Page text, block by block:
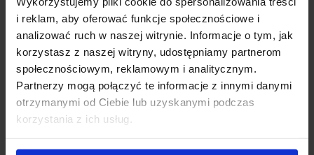
i reklam, aby oferować funkcje społecznościowe i
analizować ruch w naszej witrynie. Informacje o tym, jak
korzystasz z naszej witryny, udostępniamy partnerom
społecznościowym, reklamowym i analitycznym.
Partnerzy mogą połączyć te informacje z innymi danymi
otrzymanymi od Ciebie lub uzyskanymi podczas
korzystania z ich usług.
Zapytaj o produkt
Opis
ELKIM LEJA 183 XL hermetyczna IP65 lampa